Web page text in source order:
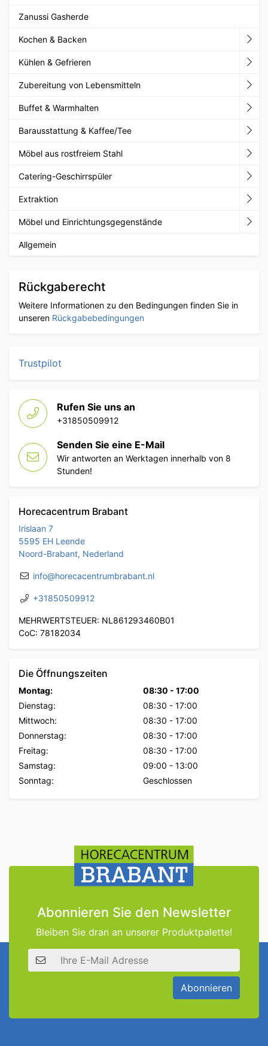
Zanussi Gasherde
Kochen & Backen
Kühlen & Gefrieren
Zubereitung von Lebensmitteln
Buffet & Warmhalten
Barausstattung & Kaffee/Tee
Möbel aus rostfreiem Stahl
Catering-Geschirrspüler
Extraktion
Möbel und Einrichtungsgegenstände
Allgemein
Rückgaberecht
Weitere Informationen zu den Bedingungen finden Sie in
unseren Rückgabebedingungen
Trustpilot
Rufen Sie uns an
+31850509912
Senden Sie eine E-Mail
Wir antworten an Werktagen innerhalb von 8
Stunden!
Horecacentrum Brabant
Irislaan 7
5595 EH Leende
Noord-Brabant, Nederland
info@horecacentrumbrabant.nl
+31850509912
MEHRWERTSTEUER: NL861293460B01
CoC: 78182034
Die Öffnungszeiten
Montag: 08:30 - 17:00
Dienstag:
08:30 - 17:00
Mittwoch:
08:30 - 17:00
Donnerstag:
08:30 - 17:00
Freitag:
08:30 - 17:00
Samstag:
09:00 - 13:00
Sonntag:
Geschlossen
Abonnieren Sie den Newsletter
Bleiben Sie dran an unserer Produktpalette!
E-Mail Adresse
Abonnieren